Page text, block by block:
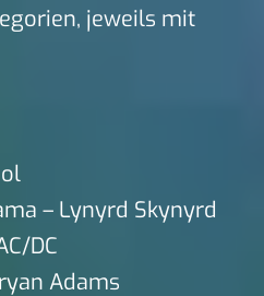
jeweils mit
– Lynyrd Skynyrd
DC
Adams